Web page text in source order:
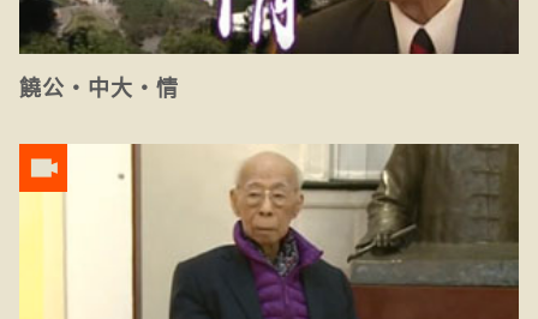
饒公‧中大‧情